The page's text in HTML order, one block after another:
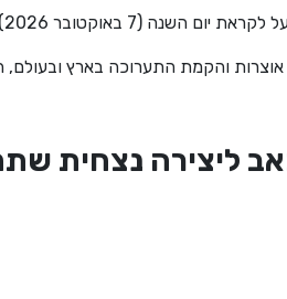
השנה (7 באוקטובר 2026).
אוצרות והקמת התערוכה בארץ
ליצירה נצחית